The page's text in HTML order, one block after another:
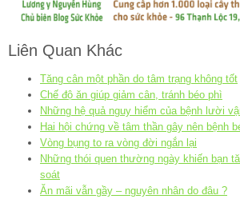
Liên Quan Khác
Tăng cân một phần do tâm trạng không tốt
Chế độ ăn giúp giảm cân, tránh béo phì
Những hệ quả nguy hiểm của bệnh lười
Hai hội chứng về tâm thần gây nên bệnh
Vòng bụng to ra vòng đời ngắn lại
Những thói quen thường ngày khiến bạn
soát
Ăn mãi vẫn gầy – nguyên nhân do đâu ?